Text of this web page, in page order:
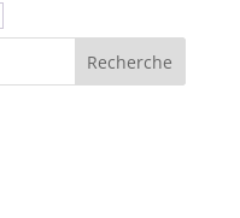
Recherche